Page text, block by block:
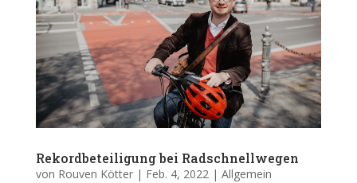
Rekordbeteiligung bei Radschnellwegen
von Rouven Kötter| Feb. 4, 2022| Allgemein